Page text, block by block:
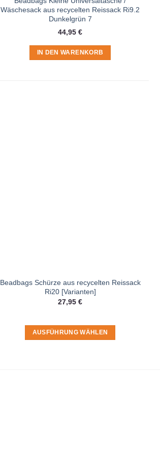
Wäschesack aus recycelten Reissack Ri9.2
Dunkelgrün 7
44,95 €
IN DEN WARENKORB
Beadbags Schürze aus recycelten Reissack
Ri20 [Varianten]
27,95 €
AUSFÜHRUNG WÄHLEN